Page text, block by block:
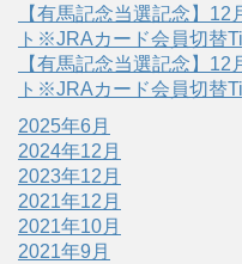
【有馬記念当選記念】
ト※JRAカード会員切替
【有馬記念当選記念】
ト※JRAカード会員切替
2025年6月
2024年12月
2023年12月
2021年12月
2021年10月
2021年9月